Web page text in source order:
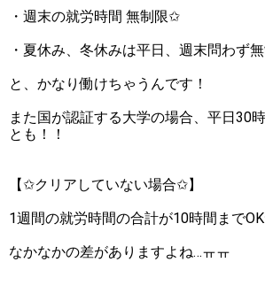
・週末の就労時間 無制限✩
・夏休み、冬休みは平日、週末問わず
と、かなり働けちゃうんです！
また国が認証する大学の場合、平日30
とも！！
【✩クリアしていない場合✩】
1週間の就労時間の合計が10時間まで
なかなかの差がありますよね…ㅠㅠ